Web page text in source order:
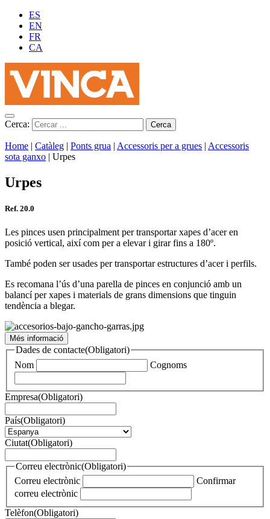
ES
EN
FR
CA
Cerca:
Home | Catàleg | Ponts grua | Accessoris per a grues | Accessoris
sota ganxo | Urpes
Urpes
Ref. 20.0
Les pinces usen principalment per transportar xapes d’acer en
posició vertical, així com per a elevar i girar fins a 180º.
També poden ser usades per transportar estructures d’acer i perfils.
Es recomana l’ús d’una parella de pinces en conjunció amb un
balancí per xapes i materials de grans dimensions que tinguin
tendència a blegar.
Més informació
Dades de contacte(Obligatori)
Nom
Cognoms
Empresa(Obligatori)
País(Obligatori)
Ciutat(Obligatori)
Correu electrònic(Obligatori)
Correu electrònic
Confirmar
correu electrònic
Telèfon(Obligatori)